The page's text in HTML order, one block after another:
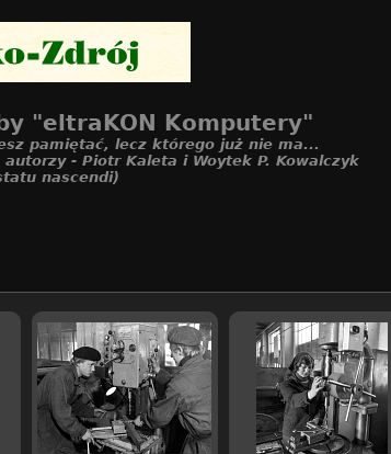
"eltraKON Komputery"
pamiętać, lecz którego już nie ma...
- Piotr Kaleta i Woytek P. Kowalczyk
nascendi)